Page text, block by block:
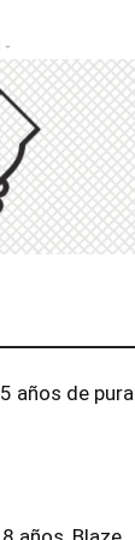
-
años de pura